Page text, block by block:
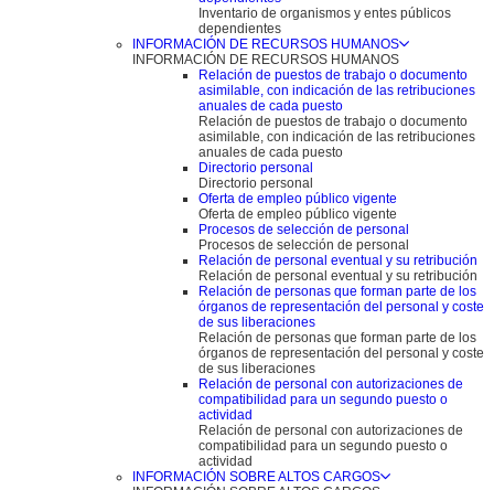
Inventario de organismos y entes públicos
dependientes
INFORMACIÓN DE RECURSOS HUMANOS
INFORMACIÓN DE RECURSOS HUMANOS
Relación de puestos de trabajo o documento
asimilable, con indicación de las retribuciones
anuales de cada puesto
Relación de puestos de trabajo o documento
asimilable, con indicación de las retribuciones
anuales de cada puesto
Directorio personal
Directorio personal
Oferta de empleo público vigente
Oferta de empleo público vigente
Procesos de selección de personal
Procesos de selección de personal
Relación de personal eventual y su retribución
Relación de personal eventual y su retribución
Relación de personas que forman parte de los
órganos de representación del personal y coste
de sus liberaciones
Relación de personas que forman parte de los
órganos de representación del personal y coste
de sus liberaciones
Relación de personal con autorizaciones de
compatibilidad para un segundo puesto o
actividad
Relación de personal con autorizaciones de
compatibilidad para un segundo puesto o
actividad
INFORMACIÓN SOBRE ALTOS CARGOS